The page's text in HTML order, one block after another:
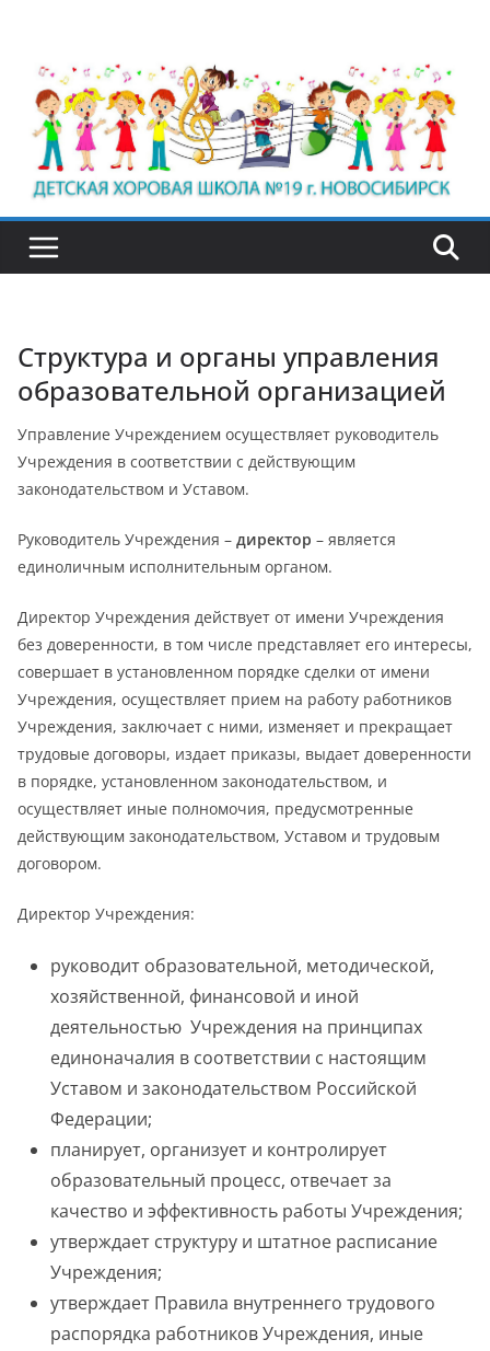
содержимому
Структура и органы управления
образовательной организацией
Управление Учреждением осуществляет руководитель
Учреждения в соответствии с действующим
законодательством и Уставом.
Руководитель Учреждения – директор – является
единоличным исполнительным органом.
Директор Учреждения действует от имени Учреждения
без доверенности, в том числе представляет его интересы,
совершает в установленном порядке сделки от имени
Учреждения, осуществляет прием на работу работников
Учреждения, заключает с ними, изменяет и прекращает
трудовые договоры, издает приказы, выдает доверенности
в порядке, установленном законодательством, и
осуществляет иные полномочия, предусмотренные
действующим законодательством, Уставом и трудовым
договором.
Директор Учреждения:
руководит образовательной, методической,
хозяйственной, финансовой и иной
деятельностью Учреждения на принципах
единоначалия в соответствии с настоящим
Уставом и законодательством Российской
Федерации;
планирует, организует и контролирует
образовательный процесс, отвечает за
качество и эффективность работы Учреждения;
утверждает структуру и штатное расписание
Учреждения;
утверждает Правила внутреннего трудового
распорядка работников Учреждения, иные